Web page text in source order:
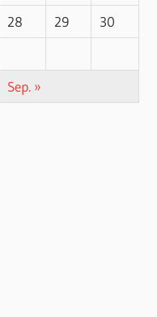
28 29
30
Sep. »